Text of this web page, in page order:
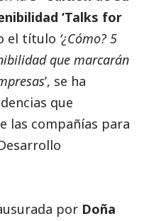
‘Talks for
el título ‘¿Cómo? 5
que marcarán
’, se ha
que
las compañías para
por Doña